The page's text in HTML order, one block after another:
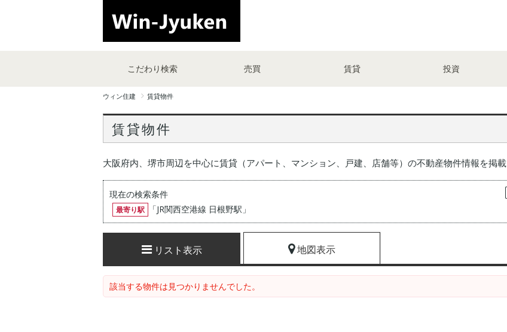
こだわり検索 売買 賃貸 投資
ウィン住建 賃貸物件
賃貸物件
大阪府内、堺市周辺を中心に賃貸（アパート、マンション、戸建、店舗等）の不動産物件情報を掲載
現在の検索条件
最寄り駅
「JR関西空港線 日根野駅 」
リスト表示 地図表示
該当する物件は見つかりませんでした。